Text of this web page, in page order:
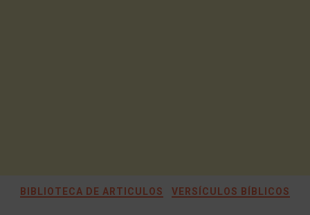
BIBLIOTECA DE ARTICULOS VERSÍCULOS BÍBLICOS